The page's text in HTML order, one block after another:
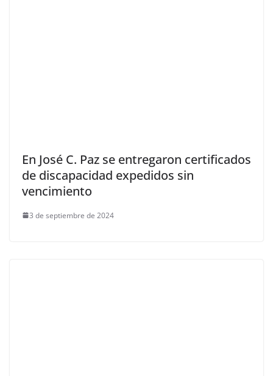
En José C. Paz se entregaron certificados
de discapacidad expedidos sin
vencimiento
3 de septiembre de 2024